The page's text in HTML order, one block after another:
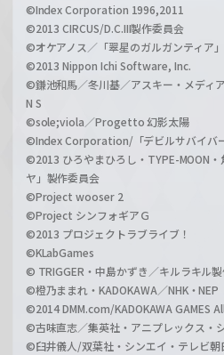
©Index Corporation 1996,2011
©2013 CIRCUS/D.C.III製作委員会
©オケアノス／「翠星のガルガンティア
©2013 Nippon Ichi Software, Inc.
©鎌池和馬／冬川基／アスキー・メディ
N S
©sole;viola／Progetto 幻影太陽
©Index Corporation/「デビルサバイバ
©2013 ひろやまひろし・TYPE-MOON
ヤ」製作委員会
©Project wooser 2
©Project シンフォギアＧ
©2013 プロジェクトラブライブ！
©KLabGames
© TRIGGER・中島かずき／キルラキル
©橙乃ままれ・KADOKAWA／NHK・NEP
©2014 DMM.com/KADOKAWA GAMES
©古味直志／集英社・アニプレックス・
©臼井儀人/双葉社・シンエイ・テレビ朝